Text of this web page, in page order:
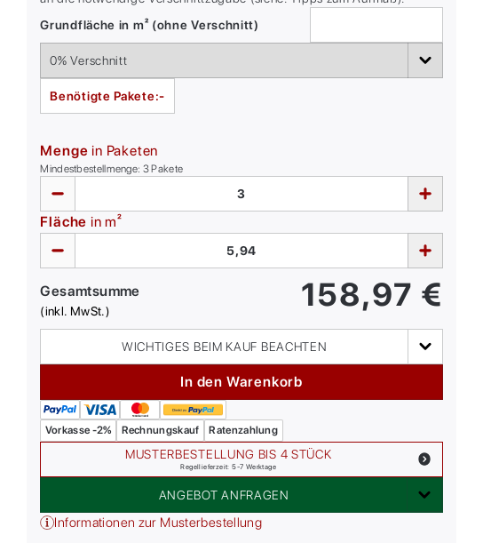
Grundfläche in m² (ohne Verschnitt)
Benötigte Pakete:-
Menge in Paketen
Mindestbestellmenge: 3Pakete
Fläche in m²
Gesamtsumme
(inkl. MwSt.) 158,97 €
WICHTIGES BEIM KAUF BEACHTEN
In den Warenkorb
Vorkasse -2% Rechnungskauf Ratenzahlung
MUSTERBESTELLUNG BIS 4 STÜCK
Regellieferzeit: 5-7 Werktage
ANGEBOT ANFRAGEN
Informationen zur Musterbestellung